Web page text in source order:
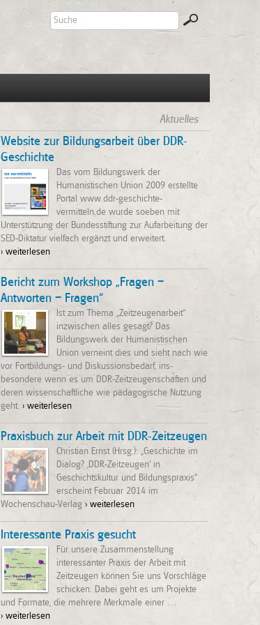
Aktuelles
Website zur Bildungsarbeit über DDR-
Geschichte
Das vom Bildungswerk der
Humanistischen Union 2009 erstellte
Portal www.ddr-geschichte-
vermitteln.de wurde soeben mit
Unterstützung der Bundesstiftung zur Aufarbeitung der
SED-Diktatur vielfach ergänzt und erweitert.
> weiterlesen
Bericht zum Workshop „Fragen –
Antworten – Fragen“
Ist zum Thema „Zeitzeugenarbeit“
inzwischen alles gesagt? Das
Bildungswerk der Humanisti­schen
Union verneint dies und sieht nach wie
vor Fortbildungs- und Diskussionsbedarf, ins­
besondere wenn es um DDR-Zeitzeugenschaften und
deren wissenschaftliche wie pädagogi­sche Nutzung
geht. > weiterlesen
Praxisbuch zur Arbeit mit DDR-Zeitzeugen
Christian Ernst (Hrsg.): „Geschichte im
Dialog? ‚DDR-Zeitzeugen‘ in
Geschichtskultur und Bildungspraxis“
erscheint Februar 2014 im
Wochenschau-Verlag > weiterlesen
Interessante Praxis gesucht
Für unsere Zusammenstellung
interessanter Praxis der Arbeit mit
Zeitzeugen können Sie uns Vorschläge
schicken. Dabei geht es um Projekte
und Formate, die mehrere Merkmale einer …
> weiterlesen